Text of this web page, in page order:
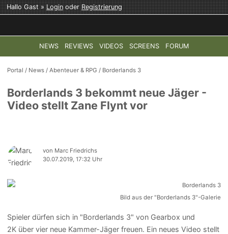
Hallo Gast »LoginoderRegistrierung
NEWS REVIEWS VIDEOS SCREENS FORUM
TOP-THEMEN: COD: MODERN WARFARE 4 HALO:
Portal / News /Abenteuer & RPG / Borderlands 3
Borderlands 3 bekommt neue Jäger -
Video stellt Zane Flynt vor
von Marc Friedrichs
30.07.2019, 17:32 Uhr
Bild aus der "Borderlands 3"-Galerie
Spieler dürfen sich in "Borderlands 3" von Gearbox und
2K über vier neue Kammer-Jäger freuen. Ein neues Video stellt